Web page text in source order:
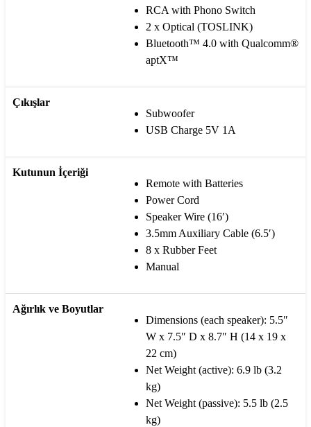
RCA with Phono Switch
2 x Optical (TOSLINK)
Bluetooth™ 4.0 with Qualcomm®
aptX™
Çıkışlar
Subwoofer
USB Charge 5V 1A
Kutunun İçeriği
Remote with Batteries
Power Cord
Speaker Wire (16′)
3.5mm Auxiliary Cable (6.5′)
8 x Rubber Feet
Manual
Ağırlık ve Boyutlar
Dimensions (each speaker): 5.5″
W x 7.5″ D x 8.7″ H (14 x 19 x
22 cm)
Net Weight (active): 6.9 lb (3.2
kg)
Net Weight (passive): 5.5 lb (2.5
kg)